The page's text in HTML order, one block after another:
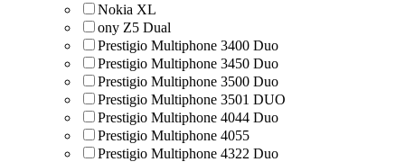
Nokia XL
ony Z5 Dual
Prestigio Multiphone 3400 Duo
Prestigio Multiphone 3450 Duo
Prestigio Multiphone 3500 Duo
Prestigio Multiphone 3501 DUO
Prestigio Multiphone 4044 Duo
Prestigio Multiphone 4055
Prestigio Multiphone 4322 Duo